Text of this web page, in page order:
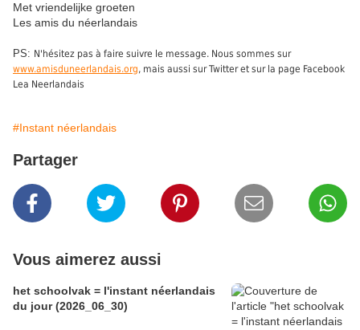
Met vriendelijke groeten
Les amis du néerlandais
PS: N'hésitez pas à faire suivre le message. Nous sommes sur
www.amisduneerlandais.org, mais aussi sur Twitter et sur la page Facebook
Lea Neerlandais
#Instant néerlandais
Partager
Vous aimerez aussi
het schoolvak = l'instant néerlandais
du jour (2026_06_30)